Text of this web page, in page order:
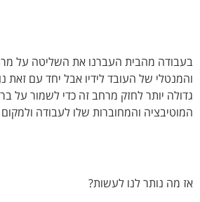
בעבודה מהבית העברנו את השליטה על
והמנטלי של העובד לידיו אבל יחד עם זאת
גדולה יותר לחזק מרחב זה כדי לשמור על
המוטיבציה והמחוברות שלו לעבודה
אז מה נותר לנו לעשות?